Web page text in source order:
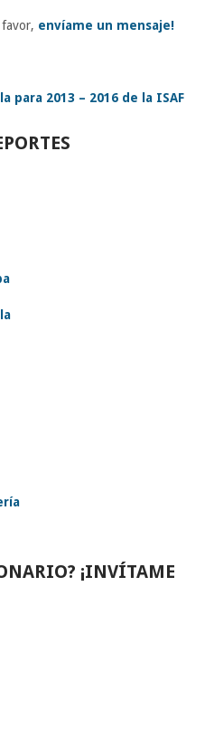
favor, envíame un mensaje!
para 2013 – 2016 de la ISAF
¡INVÍTAME